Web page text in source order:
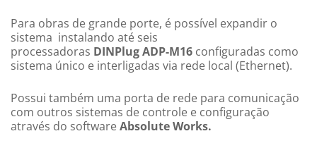
Para obras de grande porte, é possível expandir o
sistema instalando até seis
processadoras DINPlugADP-M16 configuradas como
sistema único e interligadas via rede local (Ethernet).
Possui também uma porta de rede para comunicação
com outros sistemas de controle e configuração
através do softwareAbsolute Works.